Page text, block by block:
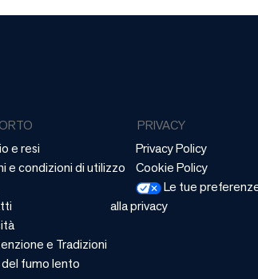
e resi
e condizioni di utilizzo
e Tradizioni
fumo lento
PRIVACY
Privacy Policy
Cookie Policy
Le tue
alla privacy